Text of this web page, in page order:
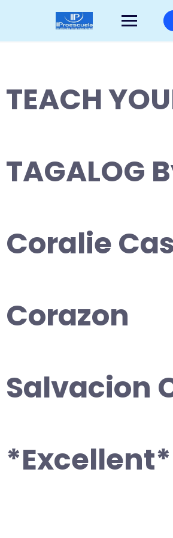
TEACH
TAGALOG
Coralie
Corazon
Salvacion
*Excellent*